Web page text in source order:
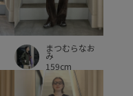
まつむらなお
み
159cm